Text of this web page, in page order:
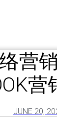
营
JUNE 20,